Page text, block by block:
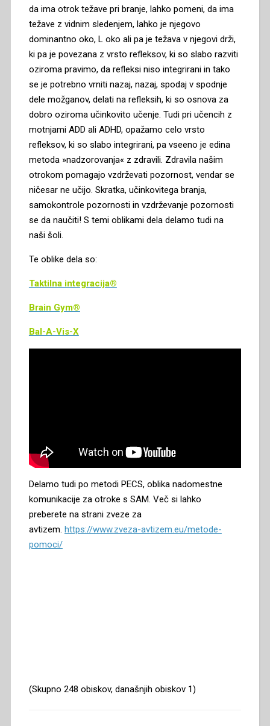
da ima otrok težave pri branje, lahko pomeni, da ima
težave z vidnim sledenjem, lahko je njegovo
dominantno oko, L oko ali pa je težava v njegovi drži,
ki pa je povezana z vrsto refleksov, ki so slabo razviti
oziroma pravimo, da refleksi niso integrirani in tako
se je potrebno vrniti nazaj, nazaj, spodaj v spodnje
dele možganov, delati na refleksih, ki so osnova za
dobro oziroma učinkovito učenje. Tudi pri učencih z
motnjami ADD ali ADHD, opažamo celo vrsto
refleksov, ki so slabo integrirani, pa vseeno je edina
metoda »nadzorovanja« z zdravili. Zdravila našim
otrokom pomagajo vzdrževati pozornost, vendar se
ničesar ne učijo. Skratka, učinkovitega branja,
samokontrole pozornosti in vzdrževanje pozornosti
se da naučiti! S temi oblikami dela delamo tudi na
naši šoli.
Te oblike dela so:
Taktilna integracija®
Brain Gym®
Bal-A-Vis-X
Delamo tudi po metodi PECS, oblika nadomestne
komunikacije za otroke s SAM. Več si lahko
preberete na strani zveze za
avtizem. https://www.zveza-avtizem.eu/metode-
pomoci/
(Skupno 248 obiskov, današnjih obiskov 1)